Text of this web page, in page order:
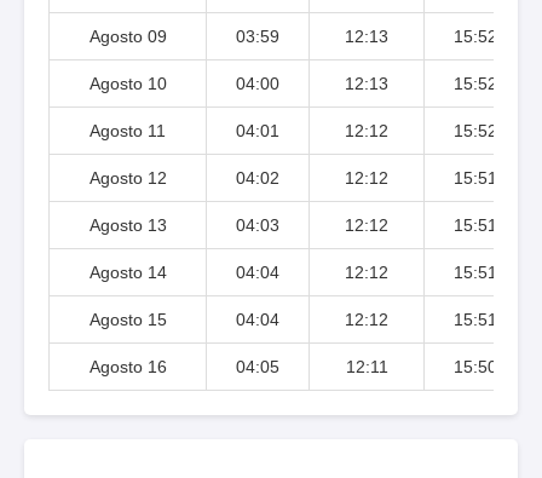
Agosto 09 03:59 12:13 15:52
Agosto 10 04:00 12:13 15:52
Agosto 11 04:01 12:12 15:52
Agosto 12 04:02 12:12 15:51
Agosto 13 04:03 12:12 15:51
Agosto 14 04:04 12:12 15:51
Agosto 15 04:04 12:12 15:51
Agosto 16 04:05 12:11 15:50